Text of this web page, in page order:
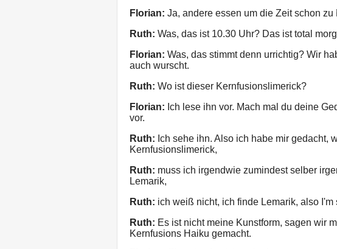
Florian: Ja, andere essen um die Zeit schon zu
Ruth: Was, das ist 10.30 Uhr? Das ist total
Florian: Was, das stimmt denn urrichtig? Wir
auch wurscht.
Ruth: Wo ist dieser Kernfusionslimerick?
Florian: Ich lese ihn vor. Mach mal du deine
vor.
Ruth: Ich sehe ihn. Also ich habe mir gedacht,
Kernfusionslimerick,
Ruth: muss ich irgendwie zumindest selber
Lemarik,
Ruth: ich weiß nicht, ich finde Lemarik, also I'm
Ruth: Es ist nicht meine Kunstform, sagen wir
Kernfusions Haiku gemacht.